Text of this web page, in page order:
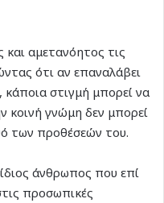
και αμετανόητος τις
ότι αν επαναλάβει
στιγμή μπορεί να
κοινή γνώμη δεν μπορεί
των προθέσεών του.
άνθρωπος που επί
προσωπικές